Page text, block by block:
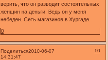
верить, что он разводит состоятельных
женщин на деньги. Ведь он у меня
небеден. Сеть магазинов в Хургаде.
0
Поделиться 10
2010-06-07
14:31:47